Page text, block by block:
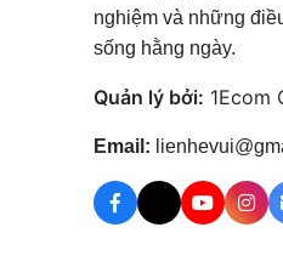
nghiệm và những
sống hằng ngày.
Quản lý bởi: 1Ecom
Email: